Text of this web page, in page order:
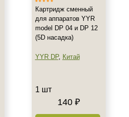
Картридж сменный
для аппаратов YYR
model DP 04 и DP 12
(5D насадка)
YYR DP, Китай
1 шт
140 ₽